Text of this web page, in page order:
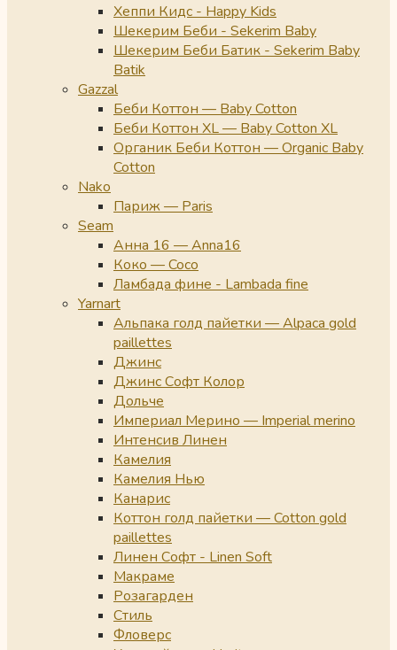
Хеппи Кидс - Happy Kids
Шекерим Беби - Sekerim Baby
Шекерим Беби Батик - Sekerim Baby
Batik
Gazzal
Беби Коттон — Baby Cotton
Беби Коттон XL — Baby Cotton XL
Органик Беби Коттон — Organic Baby
Cotton
Nako
Париж — Paris
Seam
Анна 16 — Anna16
Коко — Coco
Ламбада фине - Lambada fine
Yarnart
Альпака голд пайетки — Alpaca gold
paillettes
Джинс
Джинс Софт Колор
Дольче
Империал Мерино — Imperial merino
Интенсив Линен
Камелия
Камелия Нью
Канарис
Коттон голд пайетки — Cotton gold
paillettes
Линен Софт - Linen Soft
Макраме
Розагарден
Стиль
Фловерс